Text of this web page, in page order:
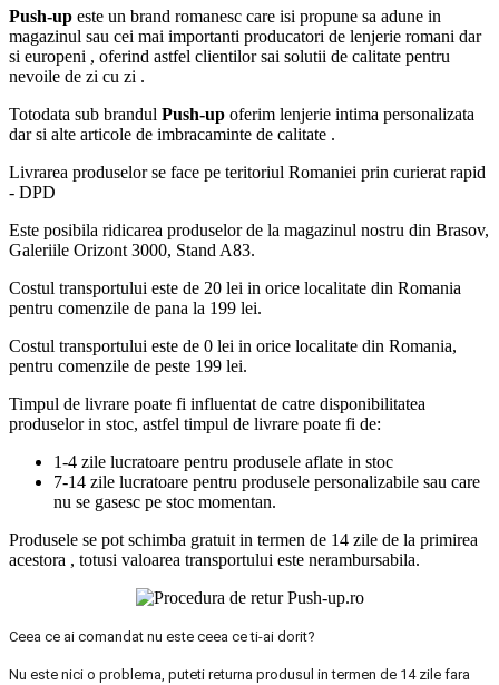
Push-up este un brand romanesc care isi propune sa adune in
magazinul sau cei mai importanti producatori de lenjerie romani dar
si europeni , oferind astfel clientilor sai solutii de calitate pentru
nevoile de zi cu zi .
Totodata sub brandul Push-up oferim lenjerie intima personalizata
dar si alte articole de imbracaminte de calitate .
Livrarea produselor se face pe teritoriul Romaniei prin curierat rapid
- DPD
Este posibila ridicarea produselor de la magazinul nostru din Brasov,
Galeriile Orizont 3000, Stand A83.
Costul transportului este de 20 lei in orice localitate din Romania
pentru comenzile de pana la 199 lei.
Costul transportului este de 0 lei in orice localitate din Romania,
pentru comenzile de peste 199 lei.
Timpul de livrare poate fi influentat de catre disponibilitatea
produselor in stoc, astfel timpul de livrare poate fi de:
1-4 zile lucratoare pentru produsele aflate in stoc
7-14 zile lucratoare pentru produsele personalizabile sau care
nu se gasesc pe stoc momentan.
Produsele se pot schimba gratuit in termen de 14 zile de la primirea
acestora , totusi valoarea transportului este nerambursabila.
Ceea ce ai comandat nu este ceea ce ti-ai dorit?
Nu este nici o problema, puteti returna produsul in termen de 14 zile fara